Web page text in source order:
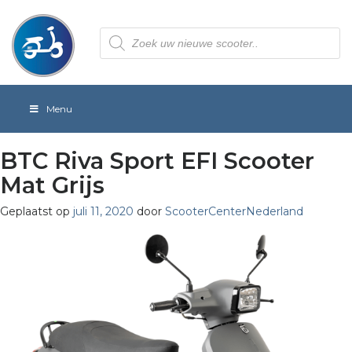
Producten
zoeken
Menu
BTC Riva Sport EFI Scooter
Mat Grijs
Geplaatst op juli 11, 2020 door ScooterCenterNederland